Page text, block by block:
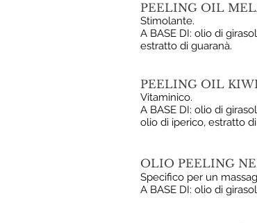
PEELING OIL
Stimolante.
A BASE DI: olio di
estratto di guaranà.
PEELING OIL
Vitaminico.
A BASE DI: olio di
olio di iperico, estratto
OLIO PEELING
Specifico per un
A BASE DI: olio di